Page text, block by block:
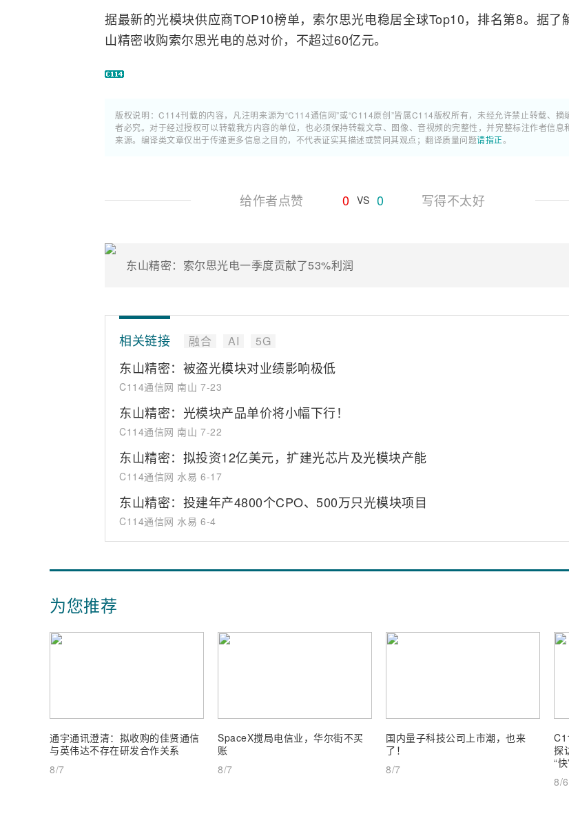
据最新的光模块供应商TOP10榜单，索尔思光电稳居全球Top10，排名第8。据了
山精密收购索尔思光电的总对价，不超过60亿元。
版权说明：C114刊载的内容，凡注明来源为“C114通信网”或“C114原创”皆属C114版权所有，未经允许禁止转载、摘
者必究。对于经过授权可以转载我方内容的单位，也必须保持转载文章、图像、音视频的完整性，并完整标注作者信息
来源。编译类文章仅出于传递更多信息之目的，不代表证实其描述或赞同其观点；翻译质量问题请指正。
给作者点赞 0 VS 0 写得不太好
东山精密：索尔思光电一季度贡献了53%利润
相关链接 融合 AI 5G
东山精密：被盗光模块对业绩影响极低
C114通信网 南山 7-23
东山精密：光模块产品单价将小幅下行！
C114通信网 南山 7-22
东山精密：拟投资12亿美元，扩建光芯片及光模块产能
C114通信网 水易 6-17
东山精密：投建年产4800个CPO、500万只光模块项目
C114通信网 水易 6-4
为您推荐
通宇通讯澄清：拟收购的佳贤通信
与英伟达不存在研发合作关系
8/7
SpaceX搅局电信业，华尔街不买
账
8/7
国内量子科技公司上市潮，也来
了！
8/7
探
“
8/6